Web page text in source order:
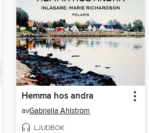
Hemma hos andra
avGabriella Ahlström
LJUDBOK